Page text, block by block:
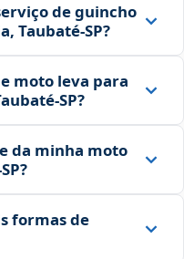
de guincho
Taubaté‑SP?
moto leva para
da minha moto
formas de